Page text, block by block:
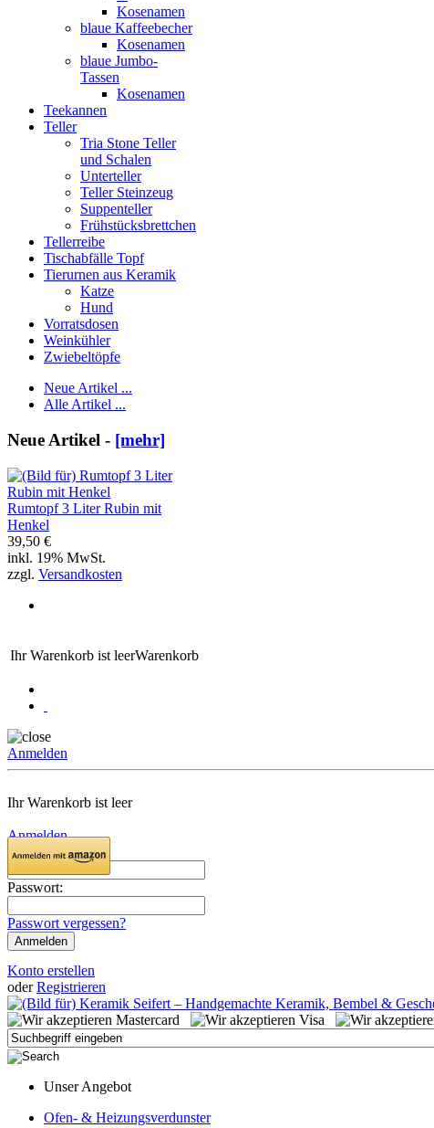
Kosenamen
blaue Kaffeebecher
Kosenamen
blaue Jumbo-
Tassen
Kosenamen
Teekannen
Teller
Tria Stone Teller
und Schalen
Unterteller
Teller Steinzeug
Suppenteller
Frühstücksbrettchen
Tellerreibe
Tischabfälle Topf
Tierurnen aus Keramik
Katze
Hund
Vorratsdosen
Weinkühler
Zwiebeltöpfe
Neue Artikel ...
Alle Artikel ...
Neue Artikel - [mehr]
Rumtopf 3 Liter Rubin mit
Henkel
39,50 €
inkl. 19% MwSt.
zzgl. Versandkosten
Ihr Warenkorb ist leerWarenkorb
Anmelden
Ihr Warenkorb ist leer
Anmelden
Email:
Passwort:
Passwort vergessen?
Konto erstellen
oder Registrieren
Unser Angebot
Ofen- & Heizungsverdunster